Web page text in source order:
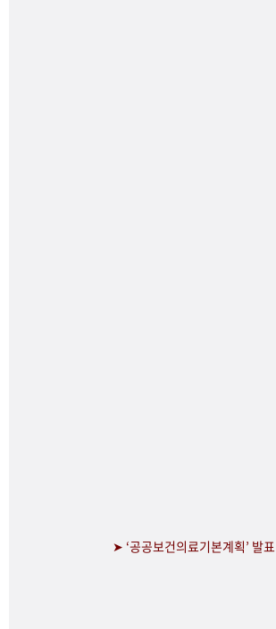
➤ ‘공공보건의료기본계획’ 발표